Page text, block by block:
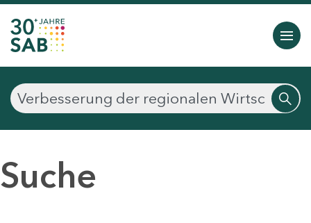
Suche